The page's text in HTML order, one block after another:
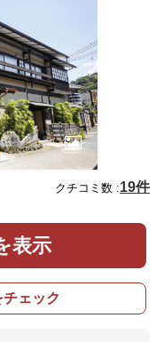
クチコミ数 :19件
表示
ェック